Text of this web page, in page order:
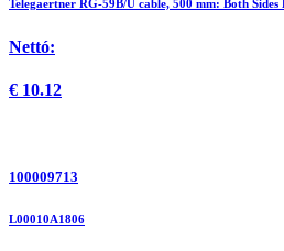
Telegaertner RG-59B/U cable, 500 mm: Both Sides
Nettó:
€ 10.12
100009713
L00010A1806